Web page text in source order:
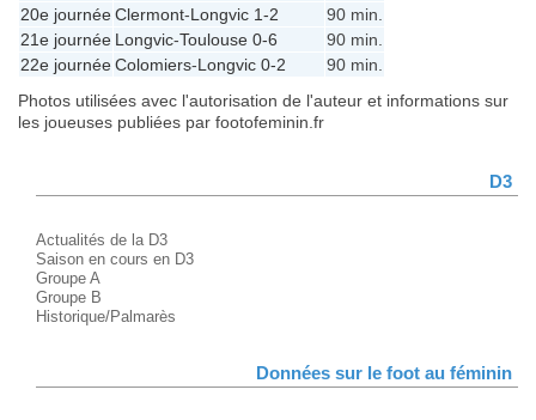
20e journéeClermont-Longvic 1-2
90 min.
21e journée Longvic-Toulouse 0-6
90 min.
22e journéeColomiers-Longvic 0-2
90 min.
Photos utilisées avec l'autorisation de l'auteur et informations sur
les joueuses publiées par footofeminin.fr
D3
Actualités de la D3
Saison en cours en D3
Groupe A
Groupe B
Historique/Palmarès
Données sur le foot au féminin